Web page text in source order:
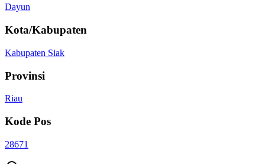
Dayun
Kota/Kabupaten
Kabupaten Siak
Provinsi
Riau
Kode Pos
28671